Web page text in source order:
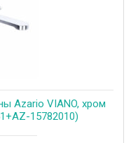
Azario VIANO, хром
15782010)